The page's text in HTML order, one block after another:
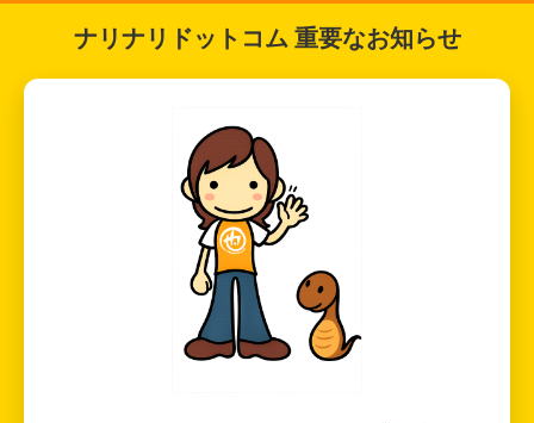
ナリナリドットコム 重要なお知らせ